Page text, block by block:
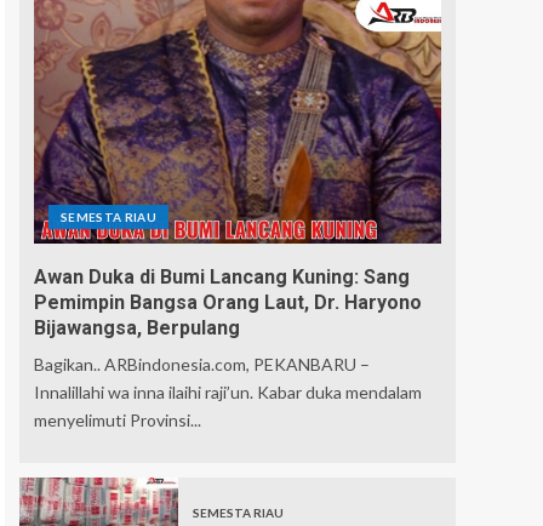
SEMESTA RIAU
Awan Duka di Bumi Lancang Kuning: Sang
Pemimpin Bangsa Orang Laut, Dr. Haryono
Bijawangsa, Berpulang
Bagikan.. ARBindonesia.com, PEKANBARU –
Innalillahi wa inna ilaihi raji’un. Kabar duka mendalam
menyelimuti Provinsi...
SEMESTA RIAU